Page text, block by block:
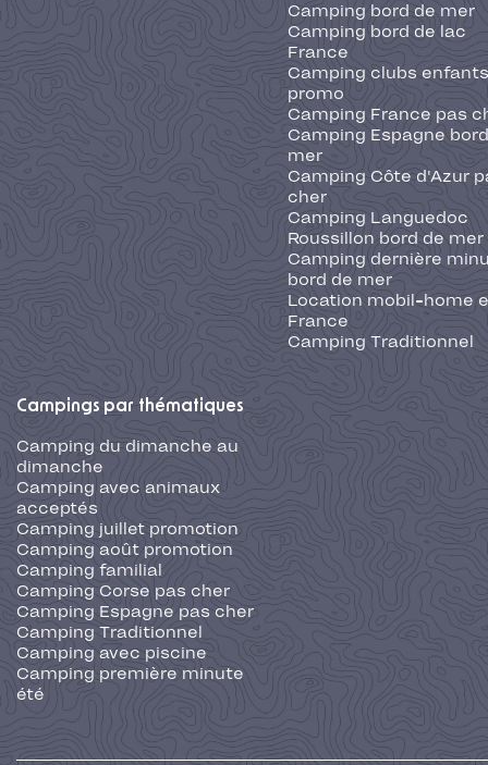
Camping bord de mer
Camping bord de lac
France
Camping clubs
promo
Camping France pas
Camping Espagne
mer
Camping Côte d'Azur
cher
Camping Languedoc
Roussillon bord de mer
Camping dernière
bord de mer
Location mobil-home
France
Camping Traditionnel
Campings par thématiques
Camping du dimanche au
dimanche
Camping avec animaux
acceptés
Camping juillet promotion
Camping août promotion
Camping familial
Camping Corse pas cher
Camping Espagne pas cher
Camping Traditionnel
Camping avec piscine
Camping première minute
été